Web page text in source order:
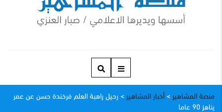
منصة المشاهير >أخبار المشاهير > رحيل راهبة العلم فرخندة حسن عن عمر
يناهز 90 عاما